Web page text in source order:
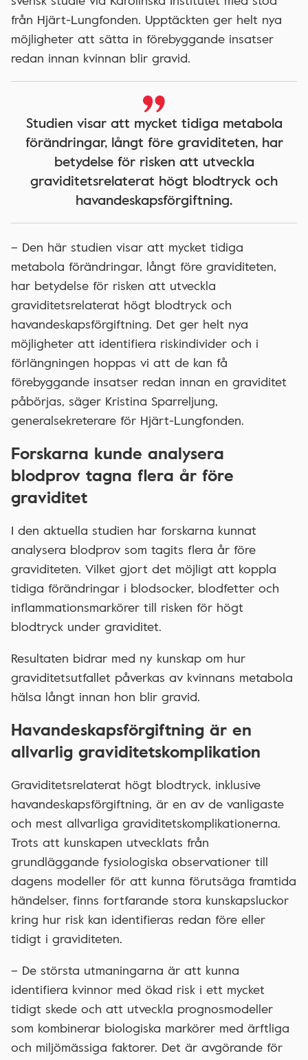
från Hjärt-Lungfonden. Upptäckten ger helt nya
möjligheter att sätta in förebyggande insatser
redan innan kvinnan blir gravid.
Studien visar att mycket tidiga metabola
förändringar, långt före graviditeten, har
betydelse för risken att utveckla
graviditetsrelaterat högt blodtryck och
havandeskapsförgiftning.
– Den här studien visar att mycket tidiga
metabola förändringar, långt före graviditeten,
har betydelse för risken att utveckla
graviditetsrelaterat högt blodtryck och
havandeskapsförgiftning. Det ger helt nya
möjligheter att identifiera riskindivider och i
förlängningen hoppas vi att de kan få
förebyggande insatser redan innan en graviditet
påbörjas, säger Kristina Sparreljung,
generalsekreterare för Hjärt-Lungfonden.
Forskarna kunde analysera
blodprov tagna flera år före
graviditet
I den aktuella studien har forskarna kunnat
analysera blodprov som tagits flera år före
graviditeten. Vilket gjort det möjligt att koppla
tidiga förändringar i blodsocker, blodfetter och
inflammationsmarkörer till risken för högt
blodtryck under graviditet.
Resultaten bidrar med ny kunskap om hur
graviditetsutfallet påverkas av kvinnans metabola
hälsa långt innan hon blir gravid.
Havandeskapsförgiftning är en
allvarlig graviditetskomplikation
Graviditetsrelaterat högt blodtryck, inklusive
havandeskapsförgiftning, är en av de vanligaste
och mest allvarliga graviditetskomplikationerna.
Trots att kunskapen utvecklats från
grundläggande fysiologiska observationer till
dagens modeller för att kunna förutsäga framtida
händelser, finns fortfarande stora kunskapsluckor
kring hur risk kan identifieras redan före eller
tidigt i graviditeten.
– De största utmaningarna är att kunna
identifiera kvinnor med ökad risk i ett mycket
tidigt skede och att utveckla prognosmodeller
som kombinerar biologiska markörer med ärftliga
och miljömässiga faktorer. Det är avgörande för